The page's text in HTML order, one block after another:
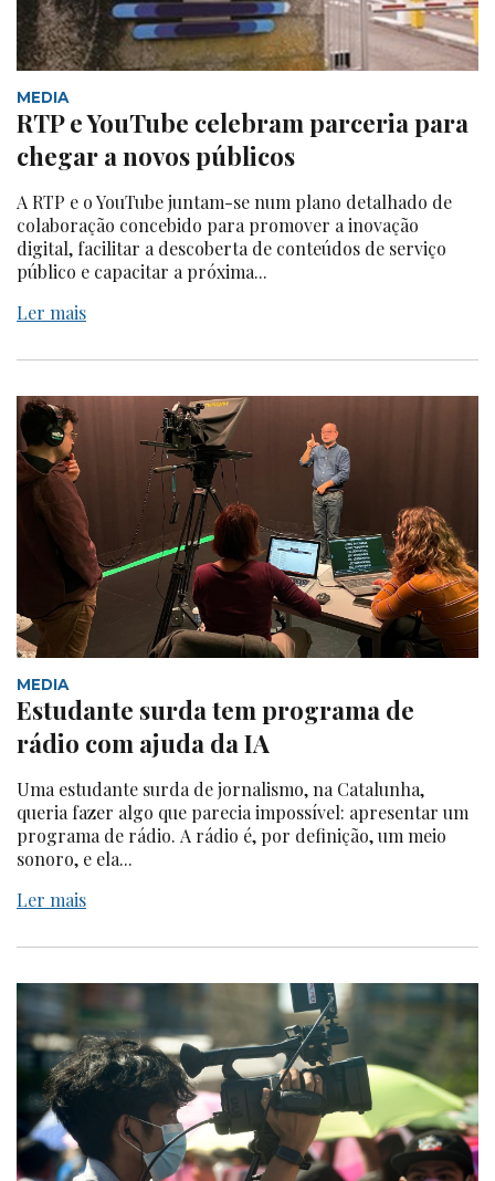
MEDIA
RTP e YouTube celebram parceria para
chegar a novos públicos
A RTP e o YouTube juntam-se num plano detalhado de
colaboração concebido para promover a inovação
digital, facilitar a descoberta de conteúdos de serviço
público e capacitar a próxima...
Ler mais
MEDIA
Estudante surda tem programa de
rádio com ajuda da IA
Uma estudante surda de jornalismo, na Catalunha,
queria fazer algo que parecia impossível: apresentar um
programa de rádio. A rádio é, por definição, um meio
sonoro, e ela...
Ler mais